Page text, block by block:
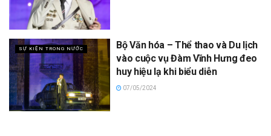
SỰ KIỆN TRONG NƯỚC
Bộ Văn hóa – Thể thao và Du lịch
vào cuộc vụ Đàm Vĩnh Hưng đeo
huy hiệu lạ khi biểu diễn
07/05/2024